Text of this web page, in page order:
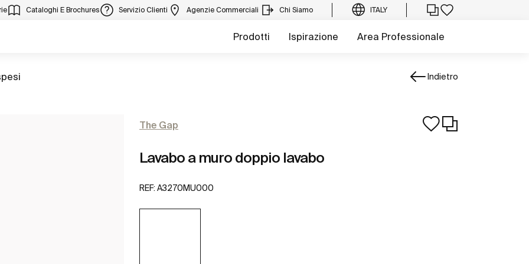
Cataloghi E Brochures Servizio Clienti Agenzie Commerciali Chi Siamo ITALY
Prodotti Ispirazione Area Professionale
Indietro
The Gap
Lavabo a muro doppio lavabo
REF: A3270MU000